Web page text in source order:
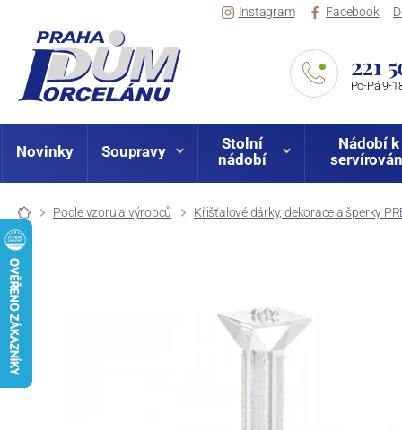
Instagram Facebook
221
Po-Pá 9-
Novinky Soupravy
Stolní
nádobí
Nádobí k
Podle vzoru a výrobců Křišťalové dárky, dekorace a šperky